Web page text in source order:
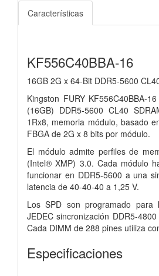
Características
KF556C40BBA-16
16GB 2G x 64-Bit DDR5-5600
Kingston FURY KF556C40BBA-
(16GB) DDR5-5600 CL40
1Rx8, memoria módulo, basado
FBGA de 2G x 8 bits por módulo.
El módulo admite perfiles de
(Intel®XMP) 3.0. Cada módulo
funcionar en DDR5-5600 a una
latencia de 40-40-40 a 1,25 V.
Los SPD sonprogramado para
JEDEC sincronización DDR5-4800
Cada DIMM de 288 pines utiliza
Especificaciones